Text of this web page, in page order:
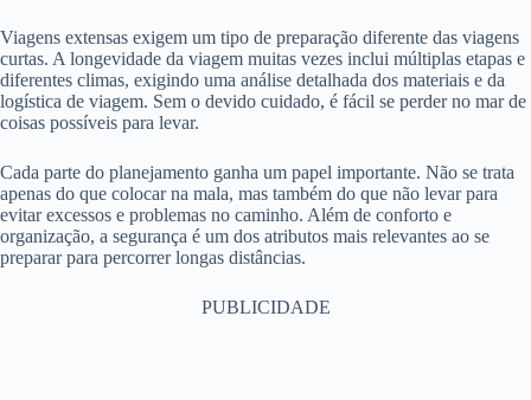
Viagens extensas exigem um tipo de preparação diferente das viagens
curtas. A longevidade da viagem muitas vezes inclui múltiplas etapas e
diferentes climas, exigindo uma análise detalhada dos materiais e da
logística de viagem. Sem o devido cuidado, é fácil se perder no mar de
coisas possíveis para levar.
Cada parte do planejamento ganha um papel importante. Não se trata
apenas do que colocar na mala, mas também do que não levar para
evitar excessos e problemas no caminho. Além de conforto e
organização, a segurança é um dos atributos mais relevantes ao se
preparar para percorrer longas distâncias.
PUBLICIDADE